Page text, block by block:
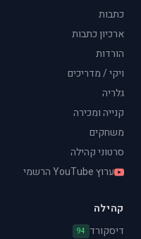
כתבות
ארכיון כתבות
הורדות
ויקי / מדריכים
גלריה
קנייה ומכירה
משחקים
סרטוני קהילה
ערוץ YouTube הרשמי
קהילה
דיסקורד 94